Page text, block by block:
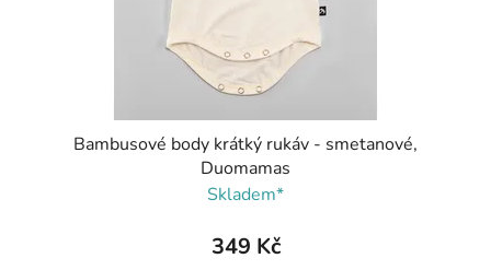
Bambusové body krátký rukáv - smetanové,
Duomamas
Skladem*
349 Kč